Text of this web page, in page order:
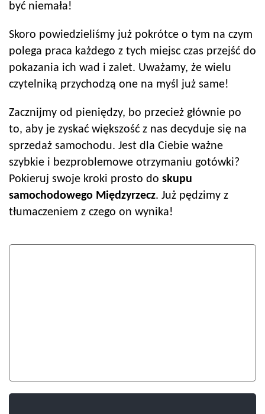
być niemała!
Skoro powiedzieliśmy już pokrótce o tym na czym
polega praca każdego z tych miejsc czas przejść do
pokazania ich wad i zalet. Uważamy, że wielu
czytelniką przychodzą one na myśl już same!
Zacznijmy od pieniędzy, bo przecież głównie po
to, aby je zyskać większość z nas decyduje się na
sprzedaż samochodu. Jest dla Ciebie ważne
szybkie i bezproblemowe otrzymaniu gotówki?
Pokieruj swoje kroki prosto do skupu
samochodowego Międzyrzecz. Już pędzimy z
tłumaczeniem z czego on wynika!